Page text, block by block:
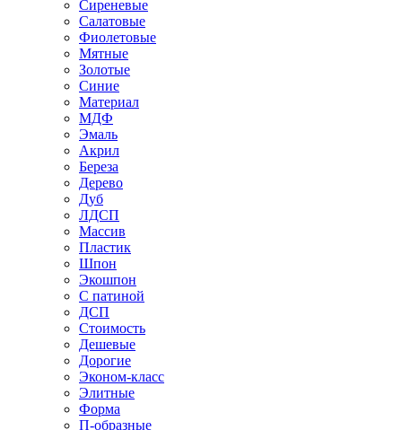
Сиреневые
Салатовые
Фиолетовые
Мятные
Золотые
Синие
Материал
МДФ
Эмаль
Акрил
Береза
Дерево
Дуб
ЛДСП
Массив
Пластик
Шпон
Экошпон
С патиной
ДСП
Стоимость
Дешевые
Дорогие
Эконом-класс
Элитные
Форма
П-образные